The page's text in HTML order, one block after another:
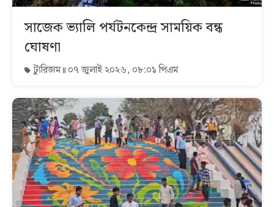
সাজেক ভ্যালি পর্যটনকেন্দ্র সাময়িক বন্ধ
ঘোষণা
ট্যুরিজম ০৭ জুলাই ২০২৬, ০৮:০১ পিএম